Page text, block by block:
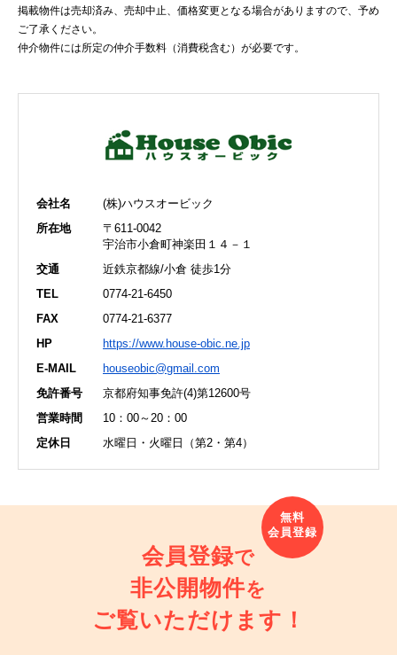
掲載物件は売却済み、売却中止、価格変更となる場合がありますので、予め
ご了承ください。
仲介物件には所定の仲介手数料（消費税含む）が必要です。
会社名
(株)ハウスオービック
所在地
〒611-0042
宇治市小倉町神楽田１４－１
交通
近鉄京都線/小倉 徒歩1分
TEL
0774-21-6450
FAX
0774-21-6377
HP
https://www.house-obic.ne.jp
E-MAIL
houseobic@gmail.com
免許番号
京都府知事免許(4)第12600号
営業時間
10：00～20：00
定休日
水曜日・火曜日（第2・第4）
会員登録で
非公開物件を
ご覧いただけます！